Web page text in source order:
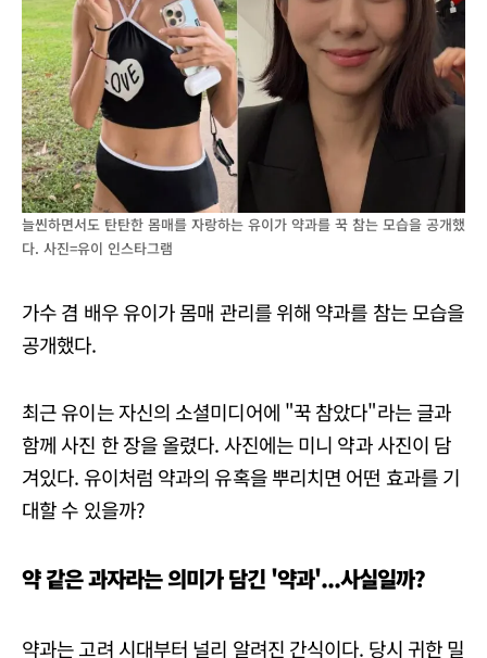
늘씬하면서도 탄탄한 몸매를 자랑하는 유이가 약과를 꾹 참는 모습을 공개했
다. 사진=유이 인스타그램
가수 겸 배우 유이가 몸매 관리를 위해 약과를 참는 모습을
공개했다.
최근 유이는 자신의 소셜미디어에 "꾹 참았다"라는 글과
함께 사진 한 장을 올렸다. 사진에는 미니 약과 사진이 담
겨있다. 유이처럼 약과의 유혹을 뿌리치면 어떤 효과를 기
대할 수 있을까?
약 같은 과자라는 의미가 담긴 '약과'...사실일까?
약과는 고려 시대부터 널리 알려진 간식이다. 당시 귀한 밀